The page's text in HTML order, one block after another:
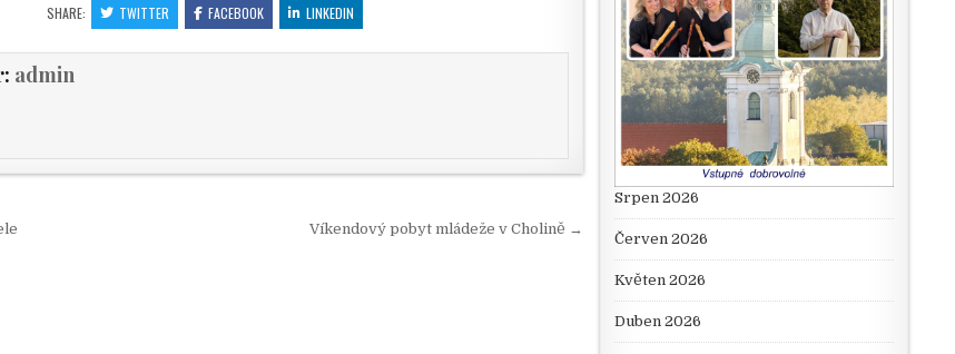
SHARE: TWITTER FACEBOOK LINKEDIN
admin
příspěvek Víkendový pobyt mládeže v Cholině →
Srpen 2026
Červen 2026
Květen 2026
Duben 2026